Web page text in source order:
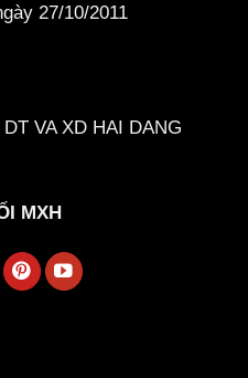
27/10/2011
VA XD HAI DANG
MXH